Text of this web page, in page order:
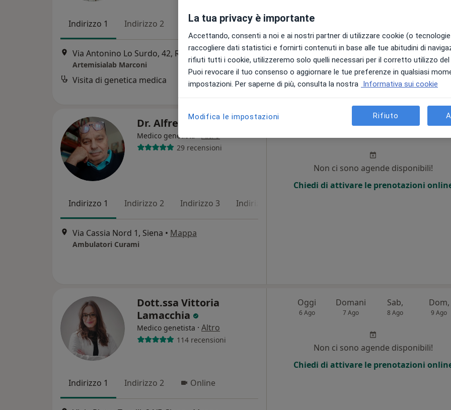
Indirizzo 1 Indirizzo 2 Online
Via Antonino Lo Surdo, 42, Roma •Mappa
Artemisialab Marconi
Visita di genetica medica 130 €
Dr. Alfredo Orrico
Medico genetista·Altro
29 recensioni
Indirizzo 1 Indirizzo 2 Indirizzo 3 Indirizzo 4
Via Cassia Nord 1, Siena • Mappa
Ambulatori Curami
Domani
Non ci sono agende disponibili!
Chiedi di attivare le prenotazioni
Dott.ssa Vittoria
Lamacchia
Medico genetista · Altro
114 recensioni
Indirizzo 1 Indirizzo 2 Online
Oggi
6 Ago
Domani
7 Ago
Sab,
8 Ago
Dom,
9 Ago
Non ci sono agende disponibili!
Chiedi di attivare le prenotazioni
La tua privacy è importante
Accettando, consenti a noi e ai nostri partner di utilizzare cookie (o
raccogliere dati statistici e fornirti contenuti in base alle tue abitudini di
rifiuti tutti i cookie, utilizzeremo solo quelli necessari per il corretto utilizzo
Puoi revocare il tuo consenso o aggiornare le tue preferenze in qualsiasi
impostazioni. Per saperne di più, consulta la nostra Informativa sui cookie
Modifica le impostazioni Rifiuto